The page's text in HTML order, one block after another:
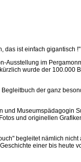
das ist einfach gigantisch !"
Ausstellung im
wurde der 100.000
der ganz
und Museums­pädagogin
und originellen
begleitet nämlich
einer bis heute